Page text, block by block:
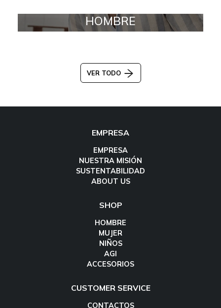
HOMBRE
VER TODO
EMPRESA
EMPRESA
NUESTRA MISIÓN
SUSTENTABILIDAD
ABOUT US
SHOP
HOMBRE
MUJER
NIÑOS
AGI
ACCESORIOS
CUSTOMER SERVICE
CONTACTOS